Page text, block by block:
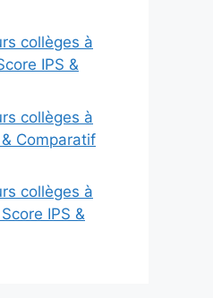
collèges à
IPS &
collèges à
Comparatif
collèges à
IPS &